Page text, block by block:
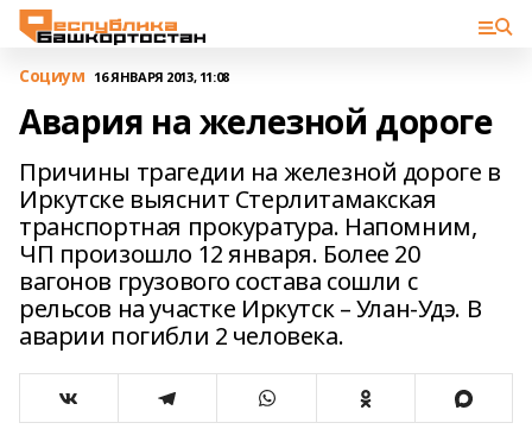
Cоциум 16 ЯНВАРЯ 2013, 11:08
Авария на железной дороге
Причины трагедии на железной дороге в
Иркутске выяснит Стерлитамакская
транспортная прокуратура. Напомним,
ЧП произошло 12 января. Более 20
вагонов грузового состава сошли с
рельсов на участке Иркутск – Улан-Удэ. В
аварии погибли 2 человека.